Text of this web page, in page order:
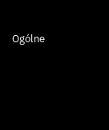
Ogólne